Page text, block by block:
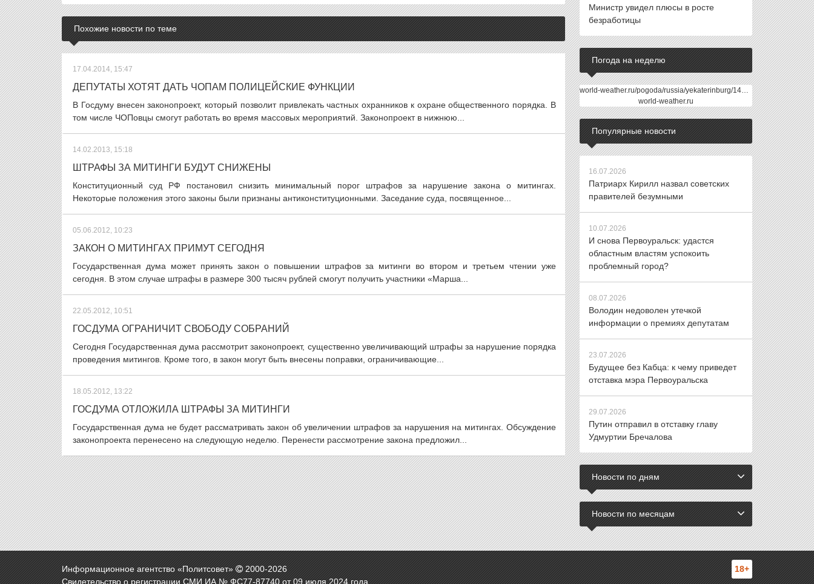
Похожие новости по теме
17.04.2014, 15:47
ДЕПУТАТЫ ХОТЯТ ДАТЬ ЧОПАМ ПОЛИЦЕЙСКИЕ ФУНКЦИИ
В Госдуму внесен законопроект, который позволит привлекать частных охранников к охране общественного порядка. В
том числе ЧОПовцы смогут работать во время массовых мероприятий. Законопроект в нижнюю...
14.02.2013, 15:18
ШТРАФЫ ЗА МИТИНГИ БУДУТ СНИЖЕНЫ
Конституционный суд РФ постановил снизить минимальный порог штрафов за нарушение закона о митингах.
Некоторые положения этого законы были признаны антиконституционными. Заседание суда, посвященное...
05.06.2012, 10:23
ЗАКОН О МИТИНГАХ ПРИМУТ СЕГОДНЯ
Государственная дума может принять закон о повышении штрафов за митинги во втором и третьем чтении уже
сегодня. В этом случае штрафы в размере 300 тысяч рублей смогут получить участники «Марша...
22.05.2012, 10:51
ГОСДУМА ОГРАНИЧИТ СВОБОДУ СОБРАНИЙ
Сегодня Государственная дума рассмотрит законопроект, существенно увеличивающий штрафы за нарушение порядка
проведения митингов. Кроме того, в закон могут быть внесены поправки, ограничивающие...
18.05.2012, 13:22
ГОСДУМА ОТЛОЖИЛА ШТРАФЫ ЗА МИТИНГИ
Государственная дума не будет рассматривать закон об увеличении штрафов за нарушения на митингах. Обсуждение
законопроекта перенесено на следующую неделю. Перенести рассмотрение закона предложил...
Министр увидел плюсы в росте
безработицы
Погода на неделю
world-weather.ru/pogoda/russia/yekaterinburg/14days/
world-weather.ru
Популярные новости
16.07.2026
Патриарх Кирилл назвал советских
правителей безумными
10.07.2026
И снова Первоуральск: удастся
областным властям успокоить
проблемный город?
08.07.2026
Володин недоволен утечкой
информации о премиях депутатам
23.07.2026
Будущее без Кабца: к чему приведет
отставка мэра Первоуральска
29.07.2026
Путин отправил в отставку главу
Удмуртии Бречалова
Новости по дням
Новости по месяцам
Информационное агентство «Политсовет» 2000-2026
Свидетельство о регистрации СМИ ИА № ФС77-87740 от 09 июля 2024 года.
18+